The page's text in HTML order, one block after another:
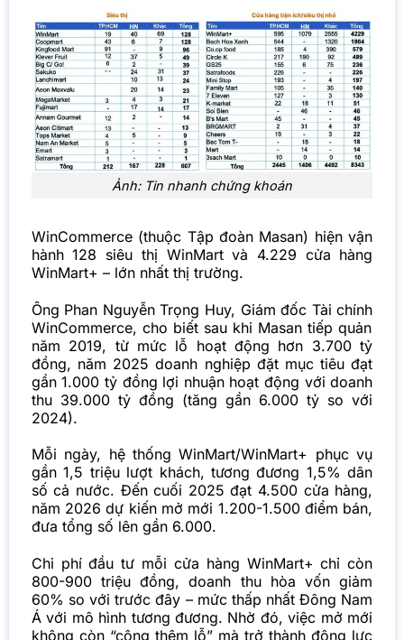
Ảnh: Tin nhanh chứng khoán
WinCommerce (thuộc Tập đoàn Masan) hiện vận
hành 128 siêu thị WinMart và 4.229 cửa hàng
WinMart+ – lớn nhất thị trường.
Ông Phan Nguyễn Trọng Huy, Giám đốc Tài chính
WinCommerce, cho biết sau khi Masan tiếp quản
năm 2019, từ mức lỗ hoạt động hơn 3.700 tỷ
đồng, năm 2025 doanh nghiệp đặt mục tiêu đạt
gần 1.000 tỷ đồng lợi nhuận hoạt động với doanh
thu 39.000 tỷ đồng (tăng gần 6.000 tỷ so với
2024).
Mỗi ngày, hệ thống WinMart/WinMart+ phục vụ
gần 1,5 triệu lượt khách, tương đương 1,5% dân
số cả nước. Đến cuối 2025 đạt 4.500 cửa hàng,
năm 2026 dự kiến mở mới 1.200-1.500 điểm bán,
đưa tổng số lên gần 6.000.
Chi phí đầu tư mỗi cửa hàng WinMart+ chỉ còn
800-900 triệu đồng, doanh thu hòa vốn giảm
60% so với trước đây – mức thấp nhất Đông Nam
Á với mô hình tương đương. Nhờ đó, việc mở mới
không còn “cộng thêm lỗ” mà trở thành động lực